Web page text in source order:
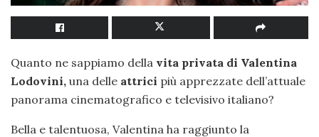
Quanto ne sappiamo della vita privata di Valentina
Lodovini, una delle attrici più apprezzate dell’attuale
panorama cinematografico e televisivo italiano?
Bella e talentuosa, Valentina ha raggiunto la